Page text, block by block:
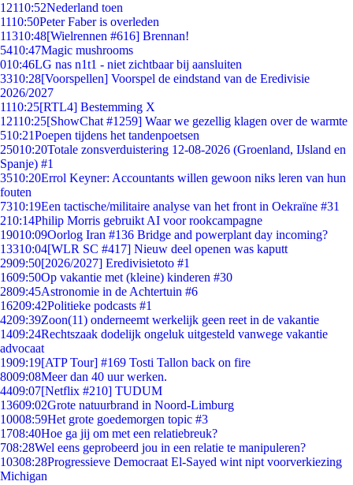
12110:52Nederland toen
1110:50Peter Faber is overleden
11310:48[Wielrennen #616] Brennan!
5410:47Magic mushrooms
010:46LG nas n1t1 - niet zichtbaar bij aansluiten
3310:28[Voorspellen] Voorspel de eindstand van de Eredivisie
2026/2027
1110:25[RTL4] Bestemming X
12110:25[ShowChat #1259] Waar we gezellig klagen over de warmte
510:21Poepen tijdens het tandenpoetsen
25010:20Totale zonsverduistering 12-08-2026 (Groenland, IJsland en
Spanje) #1
3510:20Errol Keyner: Accountants willen gewoon niks leren van hun
fouten
7310:19Een tactische/militaire analyse van het front in Oekraïne #31
210:14Philip Morris gebruikt AI voor rookcampagne
19010:09Oorlog Iran #136 Bridge and powerplant day incoming?
13310:04[WLR SC #417] Nieuw deel openen was kaputt
2909:50[2026/2027] Eredivisietoto #1
1609:50Op vakantie met (kleine) kinderen #30
2809:45Astronomie in de Achtertuin #6
16209:42Politieke podcasts #1
4209:39Zoon(11) onderneemt werkelijk geen reet in de vakantie
1409:24Rechtszaak dodelijk ongeluk uitgesteld vanwege vakantie
advocaat
1909:19[ATP Tour] #169 Tosti Tallon back on fire
8009:08Meer dan 40 uur werken.
4409:07[Netflix #210] TUDUM
13609:02Grote natuurbrand in Noord-Limburg
10008:59Het grote goedemorgen topic #3
1708:40Hoe ga jij om met een relatiebreuk?
708:28Wel eens geprobeerd jou in een relatie te manipuleren?
10308:28Progressieve Democraat El-Sayed wint nipt voorverkiezing
Michigan